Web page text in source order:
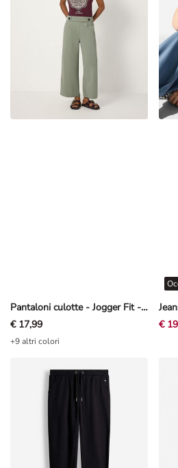
Pantaloni culotte - Jogger Fit - Cachi
€ 17,99
+9 altri colori
€